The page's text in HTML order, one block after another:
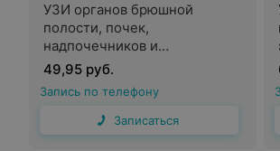
УЗИ органов брюшной
полости, почек,
надпочечников и
забрюшинных
лимфатических узлов
49,95 руб.
Запись по телефону
Записаться